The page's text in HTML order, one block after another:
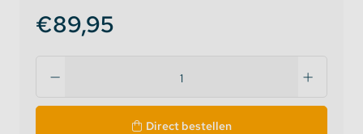
€89,95
Direct bestellen